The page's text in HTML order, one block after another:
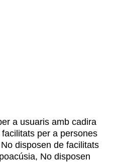
a usuaris amb cadira
per a persones
disposen de facilitats
No disposen